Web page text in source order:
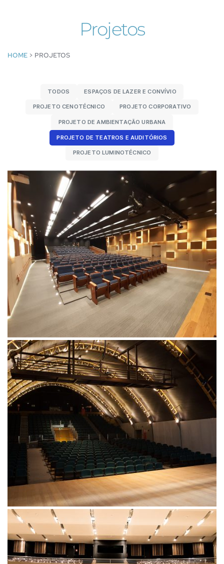
Projetos
HOME > PROJETOS
TODOS ESPAÇOS DE LAZER E CONVÍVIO
PROJETO CENOTÉCNICO PROJETO CORPORATIVO
PROJETO DE AMBIENTAÇÃO URBANA
PROJETO DE TEATROS E AUDITÓRIOS
PROJETO LUMINOTÉCNICO